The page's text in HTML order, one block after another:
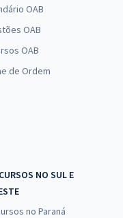
(-20%)
de Educação
Cargo de Fisioterapia
(-20%)
OAB
OAB
OAB
de Ordem
NO SUL E
no Paraná